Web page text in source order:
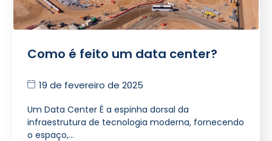
Como é feito um data center?
19 de fevereiro de 2025
Um Data Center É a espinha dorsal da
infraestrutura de tecnologia moderna, fornecendo
o espaço,…